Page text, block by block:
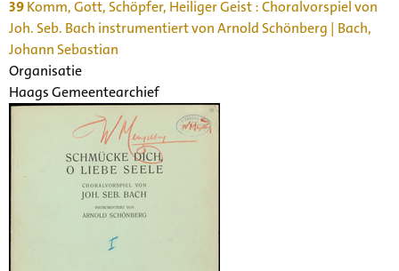
39Komm, Gott, Schöpfer, Heiliger Geist : Choralvorspiel von
Joh. Seb. Bach instrumentiert von Arnold Schönberg | Bach,
Johann Sebastian
Organisatie
Haags Gemeentearchief